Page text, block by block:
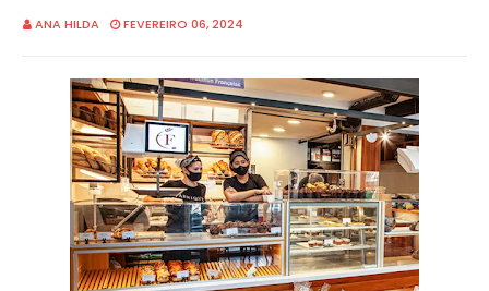
ANA HILDA FEVEREIRO 06, 2024